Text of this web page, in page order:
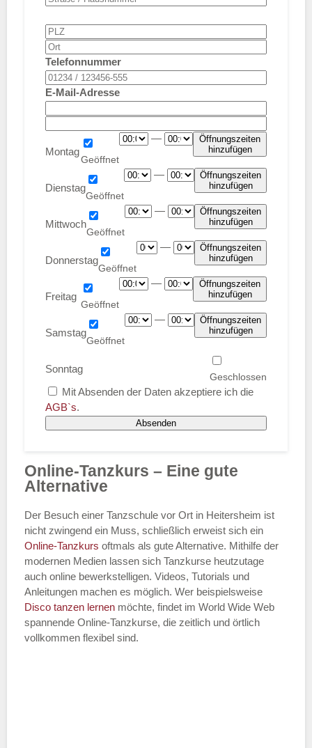
Telefonnummer
E-Mail-Adresse
Montag
—
Öffnungszeiten
hinzufügen
Dienstag
—
Öffnungszeiten
hinzufügen
Mittwoch
—
Öffnungszeiten
hinzufügen
Donnerstag
—
Öffnungszeiten
hinzufügen
Freitag
—
Öffnungszeiten
hinzufügen
Samstag
—
Öffnungszeiten
hinzufügen
Sonntag
Mit Absenden der Daten akzeptiere ich die
AGB`s.
Absenden
Online-Tanzkurs – Eine gute
Alternative
Der Besuch einer Tanzschule vor Ort in Heitersheim ist
nicht zwingend ein Muss, schließlich erweist sich ein
Online-Tanzkurs oftmals als gute Alternative. Mithilfe der
modernen Medien lassen sich Tanzkurse heutzutage
auch online bewerkstelligen. Videos, Tutorials und
Anleitungen machen es möglich. Wer beispielsweise
Disco tanzen lernen möchte, findet im World Wide Web
spannende Online-Tanzkurse, die zeitlich und örtlich
vollkommen flexibel sind.